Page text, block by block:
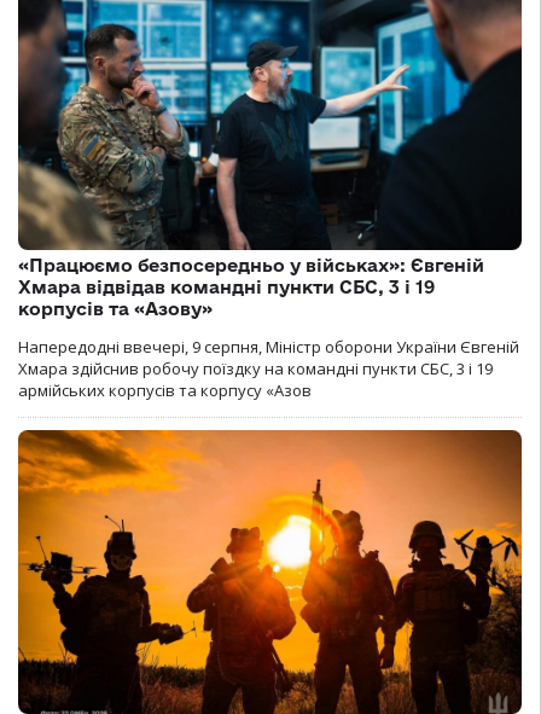
«Працюємо безпосередньо у військах»: Євгеній
Хмара відвідав командні пункти СБС, 3 і 19
корпусів та «Азову»
Напередодні ввечері, 9 серпня, Міністр оборони України Євгеній
Хмара здійснив робочу поїздку на командні пункти СБС, 3 і 19
армійських корпусів та корпусу «Азов